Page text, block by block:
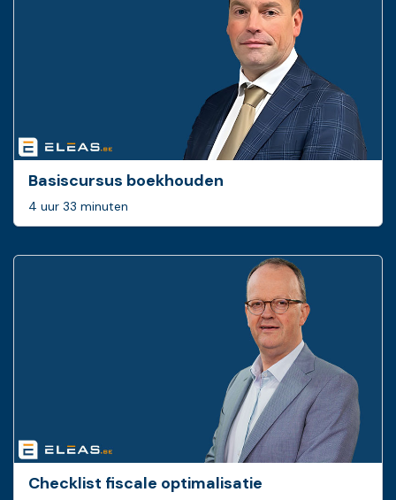
Basiscursus boekhouden
4 uur 33 minuten
Checklist fiscale optimalisatie